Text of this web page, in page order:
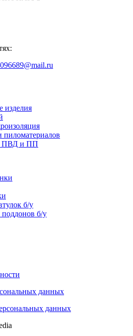
изделия
пиломатериалов
ПВД и ПП
б/у
б/у
данных
данных